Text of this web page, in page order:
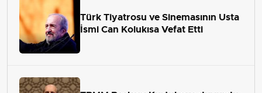
Türk Tiyatrosu ve Sinemasının Usta
İsmi Can Kolukısa Vefat Etti